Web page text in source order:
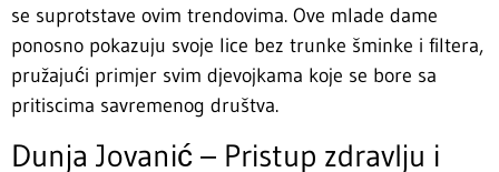
se suprotstave ovim trendovima. Ove mlade dame
ponosno pokazuju svoje lice bez trunke šminke i filtera,
pružajući primjer svim djevojkama koje se bore sa
pritiscima savremenog društva.
Dunja Jovanić – Pristup zdravlju i